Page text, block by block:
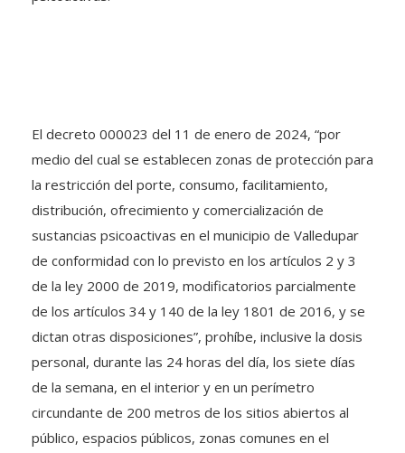
El decreto 000023 del 11 de enero de 2024, “por
medio del cual se establecen zonas de protección para
la restricción del porte, consumo, facilitamiento,
distribución, ofrecimiento y comercialización de
sustancias psicoactivas en el municipio de Valledupar
de conformidad con lo previsto en los artículos 2 y 3
de la ley 2000 de 2019, modificatorios parcialmente
de los artículos 34 y 140 de la ley 1801 de 2016, y se
dictan otras disposiciones”, prohíbe, inclusive la dosis
personal, durante las 24 horas del día, los siete días
de la semana, en el interior y en un perímetro
circundante de 200 metros de los sitios abiertos al
público, espacios públicos, zonas comunes en el